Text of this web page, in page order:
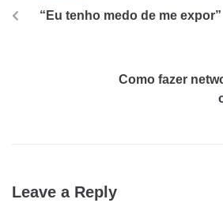
“Eu tenho medo de me expor”
Como fazer
Leave a Reply